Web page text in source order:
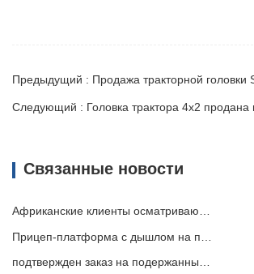
Предыдущий : Продажа тракторной головки
Следующий : Головка трактора 4x2 продана
Связанные новости
Африканские клиенты осматривают подержанные самосвалы